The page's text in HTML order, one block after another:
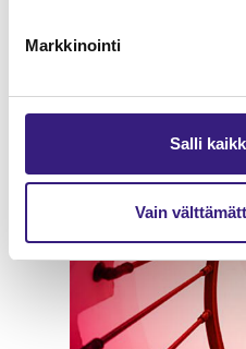
Markkinointi
Salli
Vain
YRITYKSEN ELINKAARI